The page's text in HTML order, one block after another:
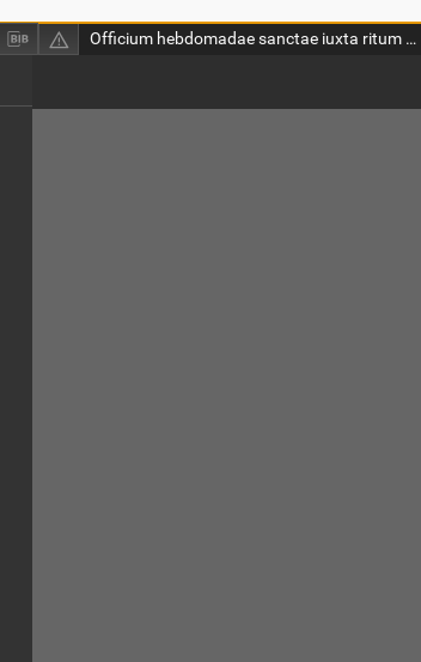
Officium hebdomadae sanctae iuxta ritum Sac. Ord. Praedicatorum